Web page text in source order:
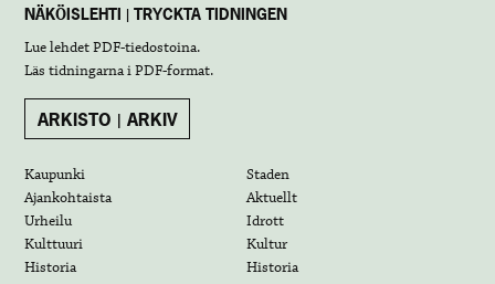
NÄKÖISLEHTI | TRYCKTA TIDNINGEN
Lue lehdetPDF-tiedostoina.
Läs tidningarna iPDF-format.
ARKISTO | ARKIV
Kaupunki
Staden
Ajankohtaista
Aktuellt
Urheilu
Idrott
Kulttuuri
Kultur
Historia
Historia